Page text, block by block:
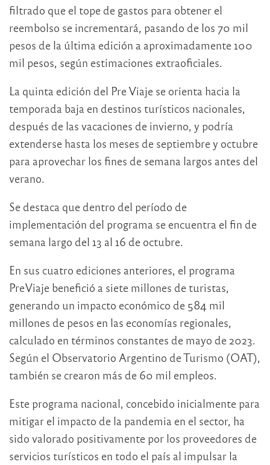
filtrado que el tope de gastos para obtener el
reembolso se incrementará, pasando de los 70 mil
pesos de la última edición a aproximadamente 100
mil pesos, según estimaciones extraoficiales.
La quinta edición del Pre Viaje se orienta hacia la
temporada baja en destinos turísticos nacionales,
después de las vacaciones de invierno, y podría
extenderse hasta los meses de septiembre y octubre
para aprovechar los fines de semana largos antes del
verano.
Se destaca que dentro del período de
implementación del programa se encuentra el fin de
semana largo del 13 al 16 de octubre.
En sus cuatro ediciones anteriores, el programa
PreViaje benefició a siete millones de turistas,
generando un impacto económico de 584 mil
millones de pesos en las economías regionales,
calculado en términos constantes de mayo de 2023.
Según el Observatorio Argentino de Turismo (OAT),
también se crearon más de 60 mil empleos.
Este programa nacional, concebido inicialmente para
mitigar el impacto de la pandemia en el sector, ha
sido valorado positivamente por los proveedores de
servicios turísticos en todo el país al impulsar la